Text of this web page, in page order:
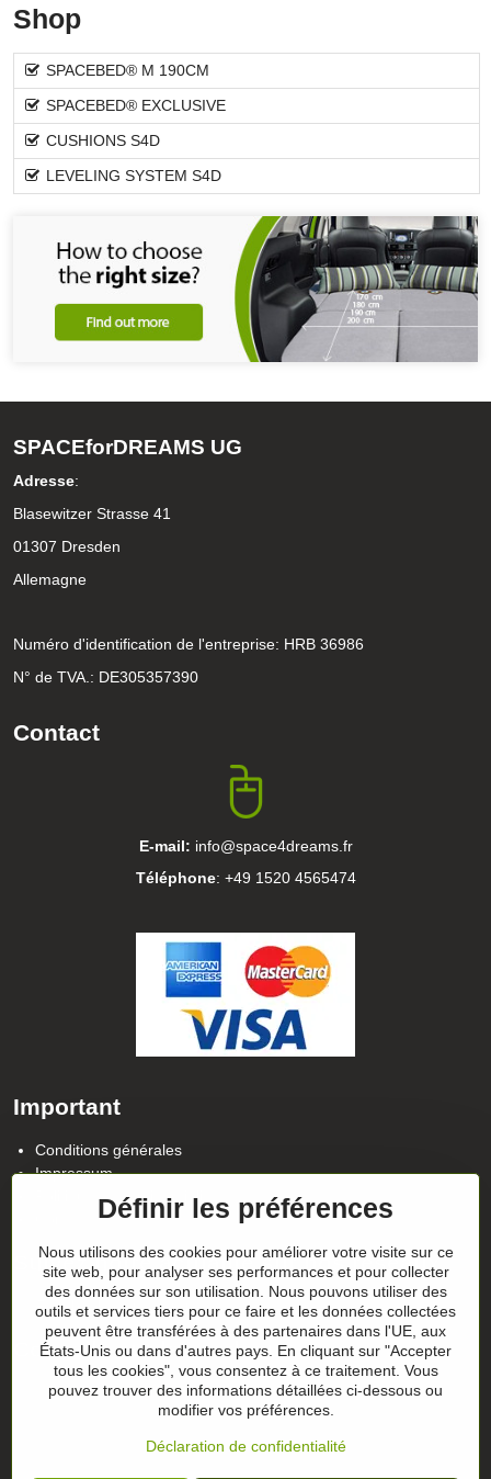
Shop
SPACEBED® M 190CM
SPACEBED® EXCLUSIVE
CUSHIONS S4D
LEVELING SYSTEM S4D
SPACEforDREAMS UG
Adresse:
Blasewitzer Strasse 41
01307 Dresden
Allemagne
Numéro d'identification de l'entreprise: HRB 36986
N° de TVA.: DE305357390
Contact
E-mail: info@space4dreams.fr
Téléphone: +49 1520 4565474
Important
Conditions générales
Impressum
Politique de confidentialité
Suivez notre actualité sur nos réseaux
Facebook Instagram
Conseils sur les cadeaux
Les chèques-cadeaux
Définir les préférences
Nous utilisons des cookies pour améliorer votre visite sur ce
site web, pour analyser ses performances et pour collecter
des données sur son utilisation. Nous pouvons utiliser des
outils et services tiers pour ce faire et les données collectées
peuvent être transférées à des partenaires dans l'UE, aux
États-Unis ou dans d'autres pays. En cliquant sur "Accepter
tous les cookies", vous consentez à ce traitement. Vous
pouvez trouver des informations détaillées ci-dessous ou
modifier vos préférences.
Déclaration de confidentialité